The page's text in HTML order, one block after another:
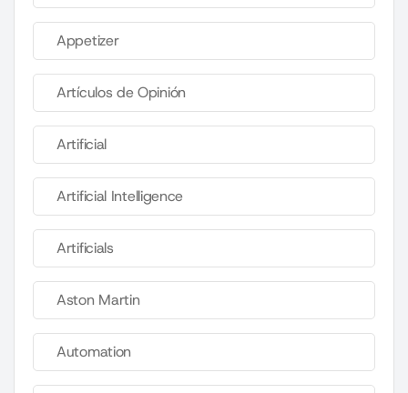
Appetizer
Artículos de Opinión
Artificial
Artificial Intelligence
Artificials
Aston Martin
Automation